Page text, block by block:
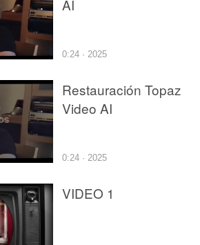
AI
0:24 · 2025
Restauración Topaz
Video AI
0:24 · 2025
VIDEO 1